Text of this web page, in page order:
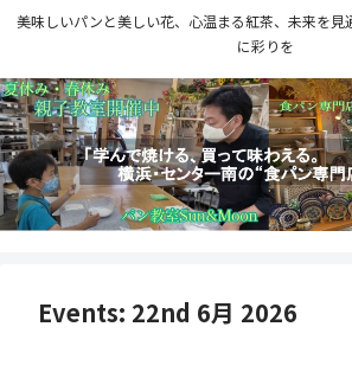
美味しいパンと美しい花、心温まる紅茶、未来を見
に彩りを
Events: 22nd 6月 2026